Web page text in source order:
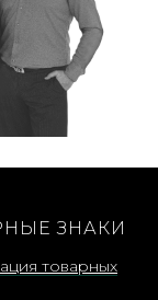
ЗНАКИ
товарных